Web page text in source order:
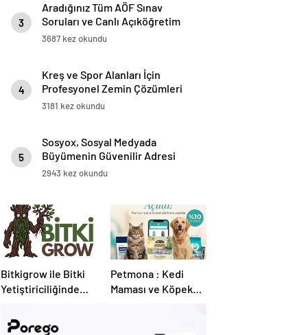
3
Aradığınız Tüm AÖF Sınav
Soruları ve Canlı Açıköğretim
Forumu Burada
3687 kez okundu
4
Kreş ve Spor Alanları İçin
Profesyonel Zemin Çözümleri
3181 kez okundu
5
Sosyox, Sosyal Medyada
Büyümenin Güvenilir Adresi
Olarak Öne Çıkıyor
2943 kez okundu
Bitkigrow ile Bitki
Yetiştiriciliğinde
Ürün Seçimi
Petmona : Kedi
Maması ve Köpek